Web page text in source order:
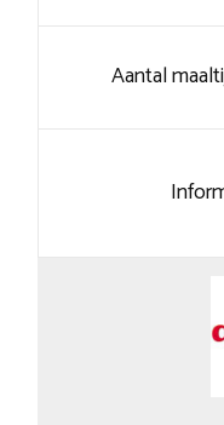
Aantal